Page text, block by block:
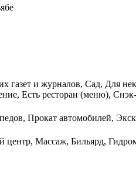
газет и журналов, Сад, Для
Есть ресторан (меню),
Прокат автомобилей,
Массаж, Бильярд,